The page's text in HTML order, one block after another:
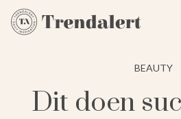
BEAUTY
Dit doen